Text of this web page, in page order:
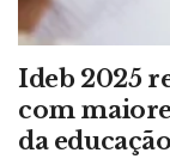
Ideb 2025
com
da